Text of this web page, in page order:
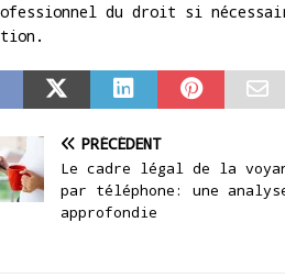
du droit si
PRÉCÉDENT
Le cadre légal de la
par téléphone: une
approfondie